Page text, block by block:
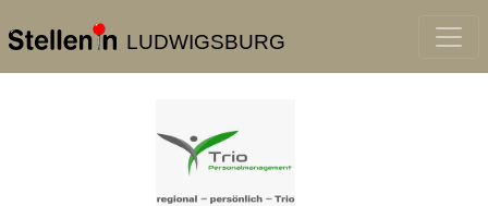
LUDWIGSBURG